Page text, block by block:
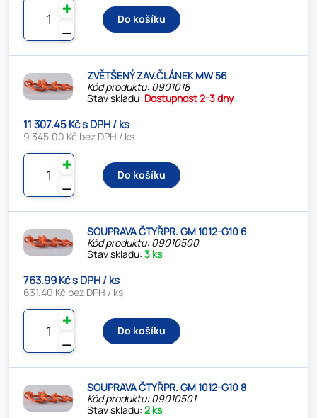
⚊
✚
Do košíku
ZVĚTŠENÝ ZAV.ČLÁNEK MW 56
Kód produktu: 0901018
Stav skladu: Dostupnost 2-3 dny
11 307.45 Kč s DPH / ks
9 345.00 Kč bez DPH / ks
⚊
✚
Do košíku
SOUPRAVA ČTYŘPR. GM 1012-G10 6
Kód produktu: 09010500
Stav skladu:3 ks
763.99 Kč s DPH / ks
631.40 Kč bez DPH / ks
⚊
✚
Do košíku
SOUPRAVA ČTYŘPR. GM 1012-G10 8
Kód produktu: 09010501
Stav skladu:2 ks